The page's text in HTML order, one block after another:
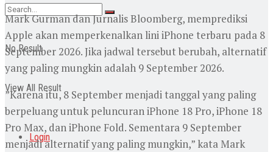
No Result
View All Result
Login
Mark Gurman dan Jurnalis Bloomberg, memprediksi
Apple akan memperkenalkan lini iPhone terbaru pada 8
September 2026. Jika jadwal tersebut berubah, alternatif
yang paling mungkin adalah 9 September 2026.
‎”Karena itu, 8 September menjadi tanggal yang paling
berpeluang untuk peluncuran iPhone 18 Pro, iPhone 18
Pro Max, dan iPhone Fold. Sementara 9 September
menjadi alternatif yang paling mungkin,” kata Mark